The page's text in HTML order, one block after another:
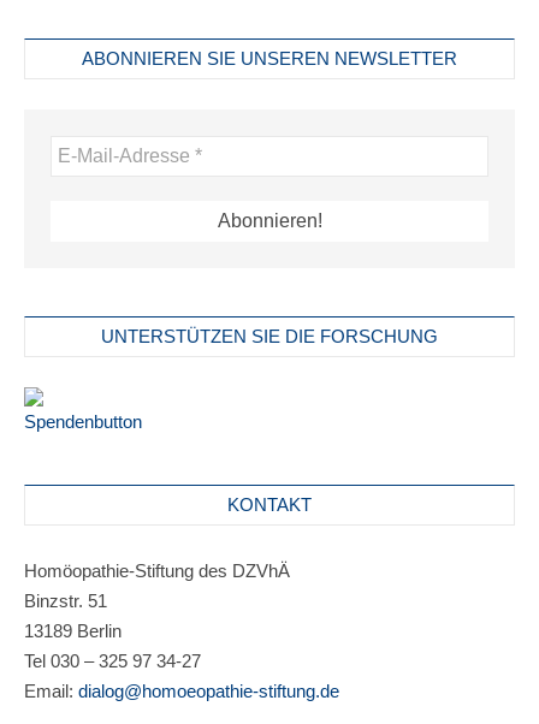
ABONNIEREN SIE UNSEREN NEWSLETTER
UNTERSTÜTZEN SIE DIE FORSCHUNG
KONTAKT
Homöopathie-Stiftung des DZVhÄ
Binzstr. 51
13189 Berlin
Tel 030 – 325 97 34-27
Email: dialog@homoeopathie-stiftung.de